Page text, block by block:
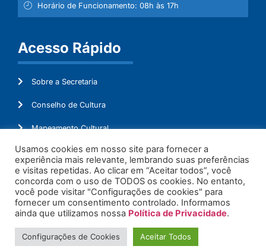
Horário de Funcionamento: 08h às 17h
Acesso Rápido
Sobre a Secretaria
Conselho de Cultura
Mapeamento Cultural
Lei Aldir Blanc
Ouvidoria
Administração
Usamos cookies em nosso site para fornecer a
experiência mais relevante, lembrando suas preferências
e visitas repetidas. Ao clicar em “Aceitar todos”, você
concorda com o uso de TODOS os cookies. No entanto,
você pode visitar "Configurações de cookies" para
fornecer um consentimento controlado. Informamos
ainda que utilizamos nossa Política de Privacidade.
Configurações de Cookies Aceitar Todos